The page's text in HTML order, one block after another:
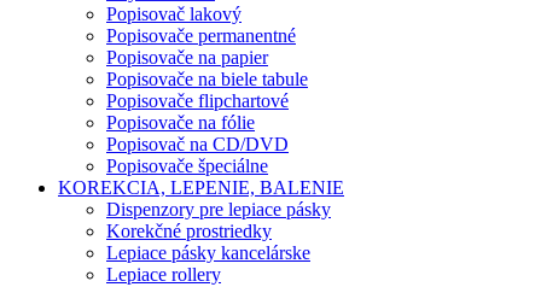
Popisovač lakový
Popisovače permanentné
Popisovače na papier
Popisovače na biele tabule
Popisovače flipchartové
Popisovače na fólie
Popisovač na CD/DVD
Popisovače špeciálne
KOREKCIA, LEPENIE, BALENIE
Dispenzory pre lepiace pásky
Korekčné prostriedky
Lepiace pásky kancelárske
Lepiace rollery